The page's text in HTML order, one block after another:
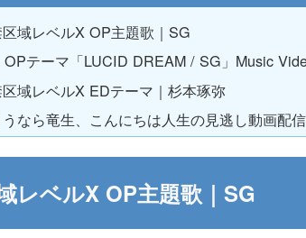
域レベルX OP主題歌｜SG
OPテーマ「LUCID DREAM / SG」Music
域レベルX EDテーマ｜杉本琢弥
うなら竜生、こんにちは人生の見逃し動画配
レベルX OP主題歌｜SG